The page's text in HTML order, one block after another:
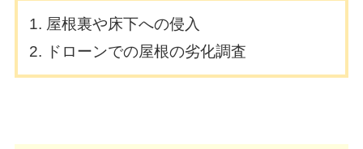
屋根裏や床下への侵入
ドローンでの屋根の劣化調査